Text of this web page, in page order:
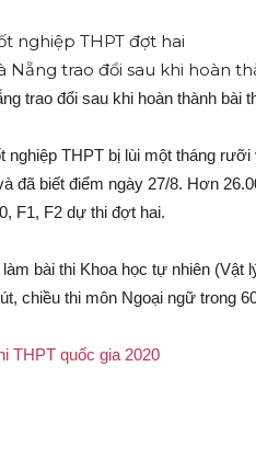
trao đổi sau khi hoàn thành bài
nghiệp THPT bị lùi một tháng
đã biết điểm ngày 27/8. Hơn
F1, F2 dự thi đợt hai.
bài thi Khoa học tự nhiên
chiều thi môn Ngoại ngữ trong